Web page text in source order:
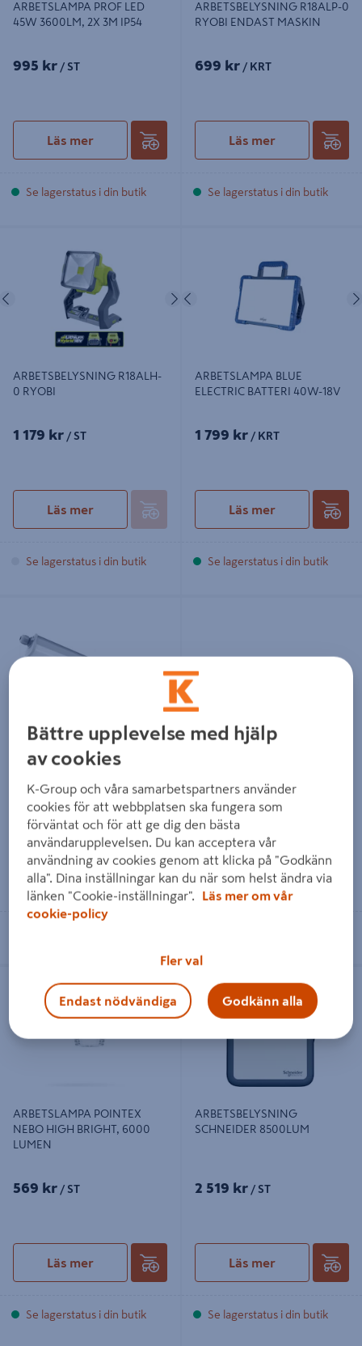
ARBETSLAMPA PROF LED
45W 3600LM, 2X 3M IP54
995 kr / ST
Läs mer
Se lagerstatus i din butik
ARBETSBELYSNING R18ALP-0
RYOBI ENDAST MASKIN
699 kr / KRT
Läs mer
Se lagerstatus i din butik
Föregående Nästa
ARBETSBELYSNING R18ALH-
0 RYOBI
1 179 kr / ST
Läs mer
Se lagerstatus i din butik
Föregående
ARBETSLAMPA BLUE
ELECTRIC BATTERI 40W-18V
1 799 kr / KRT
Läs mer
Se lagerstatus i din butik
WESTPORT nordlux 60
DOBBELT GRÅ
509 kr/ ST
Läs mer
ARMATUR NORDLUX
448,75 kr / ST
Läs mer
HIGH BRIGHT, 6000 LUMEN
ARBETSLAMPA POINTEX
NEBO HIGH BRIGHT, 6000
LUMEN
569 kr / ST
Läs mer
Se lagerstatus i din butik
8500LUM
ARBETSBELYSNING
SCHNEIDER 8500LUM
2 519 kr / ST
Läs mer
Se lagerstatus i din butik
Bättre upplevelse med hjälp
av cookies
K-Group och våra samarbetspartners använder
cookies för att webbplatsen ska fungera som
förväntat och för att ge dig den bästa
användarupplevelsen. Du kan acceptera vår
användning av cookies genom att klicka på "Godkänn
alla". Dina inställningar kan du när som helst ändra via
länken "Cookie-inställningar".
Läs mer om vår
cookie-policy
Fler val
Endast nödvändiga Godkänn alla